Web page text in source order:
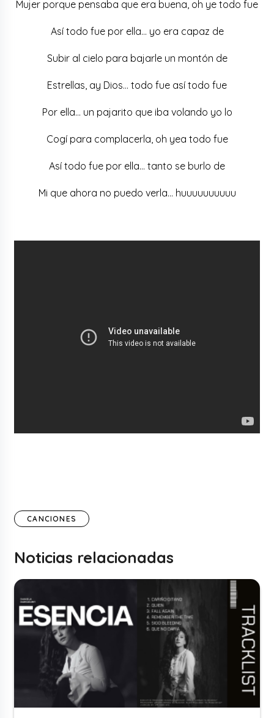
Mujer porque pensaba que era buena, oh ye todo fue
Así todo fue por ella… yo era capaz de
Subir al cielo para bajarle un montón de
Estrellas, ay Dios… todo fue así todo fue
Por ella… un pajarito que iba volando yo lo
Cogí para complacerla, oh yea todo fue
Así todo fue por ella… tanto se burlo de
Mi que ahora no puedo verla… huuuuuuuuuu
CANCIONES
Noticias relacionadas